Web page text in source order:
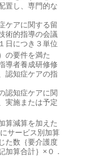
置し、専門的な
ケアに関する留
術的指導の会議
日につき３単位
の要件を満た
導者養成研修修
認知症ケアの指
認知症ケアに関
実施または予定
算減算を加えた
サービス別加算
た数｛要介護度
加算合計｝×０．